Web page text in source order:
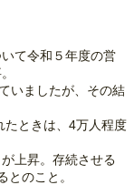
て令和５年度の営
いましたが、その結
たときは、4万人程度
上昇。存続させる
のこと。